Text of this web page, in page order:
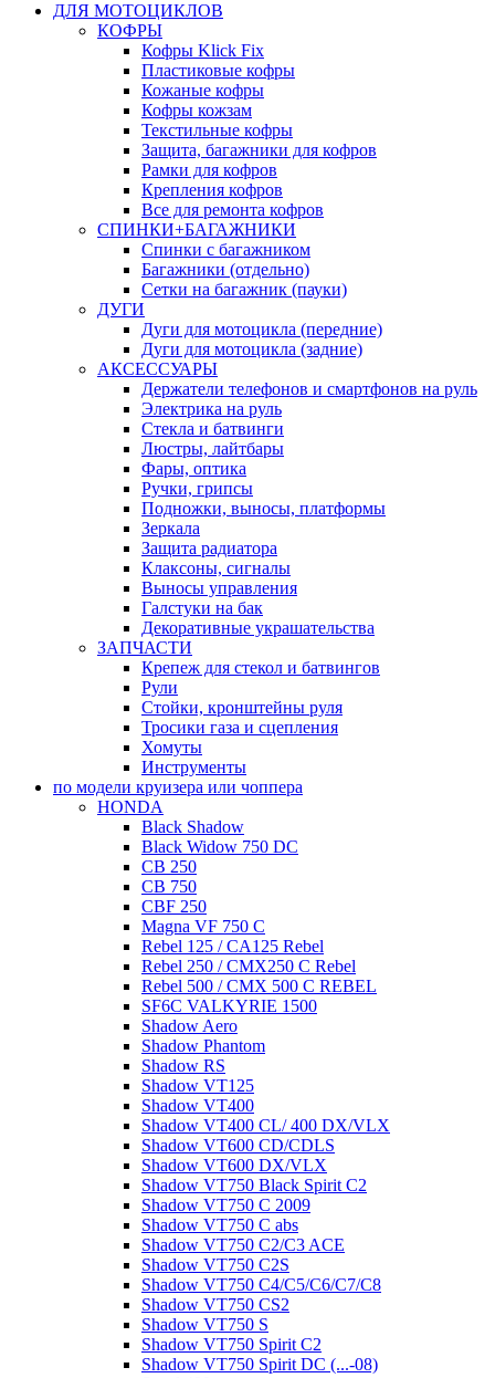
ДЛЯ МОТОЦИКЛОВ
КОФРЫ
Кофры Klick Fix
Пластиковые кофры
Кожаные кофры
Кофры кожзам
Текстильные кофры
Защита, багажники для кофров
Рамки для кофров
Крепления кофров
Все для ремонта кофров
СПИНКИ+БАГАЖНИКИ
Спинки с багажником
Багажники (отдельно)
Сетки на багажник (пауки)
ДУГИ
Дуги для мотоцикла (передние)
Дуги для мотоцикла (задние)
АКСЕССУАРЫ
Держатели телефонов и смартфонов на руль
Электрика на руль
Стекла и батвинги
Люстры, лайтбары
Фары, оптика
Ручки, грипсы
Подножки, выносы, платформы
Зеркала
Защита радиатора
Клаксоны, сигналы
Выносы управления
Галстуки на бак
Декоративные украшательства
ЗАПЧАСТИ
Крепеж для стекол и батвингов
Рули
Стойки, кронштейны руля
Тросики газа и сцепления
Хомуты
Инструменты
по модели круизера или чоппера
HONDA
Black Shadow
Black Widow 750 DC
CB 250
CB 750
CBF 250
Magna VF 750 C
Rebel 125 / CA125 Rebel
Rebel 250 / CMX250 C Rebel
Rebel 500 / CMX 500 C REBEL
SF6C VALKYRIE 1500
Shadow Aero
Shadow Phantom
Shadow RS
Shadow VT125
Shadow VT400
Shadow VT400 CL/ 400 DX/VLX
Shadow VT600 CD/CDLS
Shadow VT600 DX/VLX
Shadow VT750 Black Spirit C2
Shadow VT750 C 2009
Shadow VT750 C abs
Shadow VT750 C2/C3 ACE
Shadow VT750 C2S
Shadow VT750 C4/C5/C6/C7/C8
Shadow VT750 CS2
Shadow VT750 S
Shadow VT750 Spirit C2
Shadow VT750 Spirit DC (...-08)